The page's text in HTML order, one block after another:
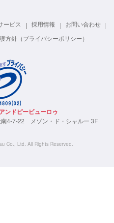
ービス 採用情報
お問い合わせ
方針（プライバシーポリシー）
ンドピービューロゥ
4-7-22 メゾン・ド・シャルー 3F
Co., Ltd. All Rights Reserved.